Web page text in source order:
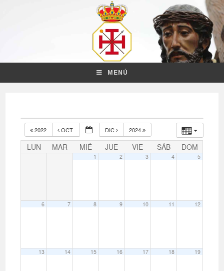
MENÚ
2022 OCT DIC 2024
LUN MAR MIÉ JUE VIE SÁB DOM
1 2 3 4 5
6 7 8 9 10 11 12
13 14 15 16 17 18 19